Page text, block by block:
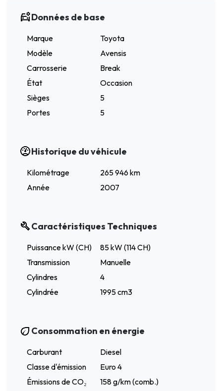
Données de base
Marque
Toyota
Modèle
Avensis
Carrosserie
Break
État
Occasion
Sièges
5
Portes
5
Historique du véhicule
Kilométrage
265 946 km
Année
2007
Caractéristiques Techniques
Puissance kW (CH)
85 kW (114 CH)
Transmission
Manuelle
Cylindres
4
Cylindrée
1995 cm3
Consommation en énergie
Carburant
Diesel
Classe d'émission
Euro 4
Émissions de CO₂
158 g/km (comb.)